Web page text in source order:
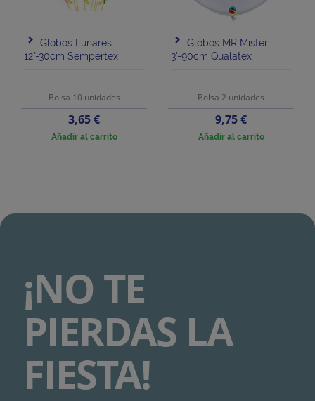
Globos Lunares
12"-30cm Sempertex
Bolsa 10 unidades
Precio
3,65 €
Añadir al carrito
Globos MR Mister
3'-90cm Qualatex
Bolsa 2 unidades
Precio
9,75 €
Añadir al carrito
¡NO TE
PIERDAS LA
FIESTA!